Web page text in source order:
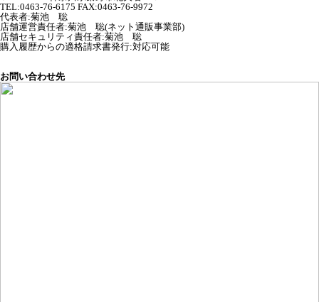
TEL:0463-76-6175 FAX:0463-76-9972
代表者:菊池 聡
店舗運営責任者:菊池 聡(ネット通販事業部)
店舗セキュリティ責任者:菊池 聡
購入履歴からの適格請求書発行:対応可能
お問い合わせ先